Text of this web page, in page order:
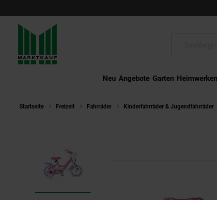
Neu Angebote Garten Heimwerken
Startseite Freizeit Fahrräder Kinderfahrräder & Jugendfahrräder